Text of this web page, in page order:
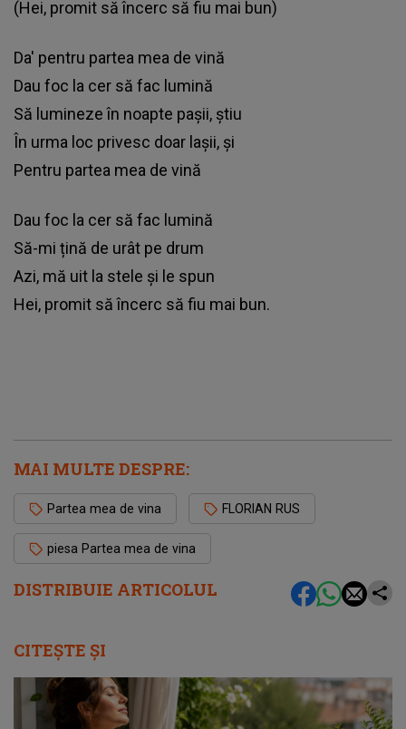
DISTRIBUIE ARTICOLUL
(Hei, promit să încerc să fiu mai bun)
Da' pentru partea mea de vină
Dau foc la cer să fac lumină
Să lumineze în noapte pașii, știu
În urma loc privesc doar lașii, și
Pentru partea mea de vină
Dau foc la cer să fac lumină
Să-mi țină de urât pe drum
Azi, mă uit la stele și le spun
Hei, promit să încerc să fiu mai bun.
MAI MULTE DESPRE:
Partea mea de vina FLORIAN RUS
piesa Partea mea de vina
CITEȘTE ȘI